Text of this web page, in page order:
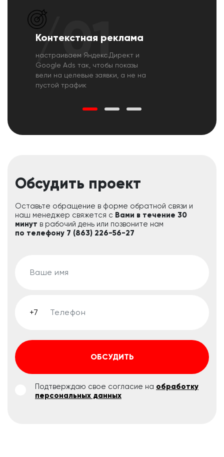
/01
Контекстная реклама
настраиваем Яндекс.Директ и
Google Ads так, чтобы показы
вели на целевые заявки, а не на
пустой трафик
Обсудить проект
Оставьте обращение в форме обратной связи и
наш менеджер свяжется с Вами в течение 30
минут в рабочий день или позвоните нам
по телефону 7 (863) 226-56-27
ОБСУДИТЬ
Подтверждаю свое согласие на обработку
персональных данных